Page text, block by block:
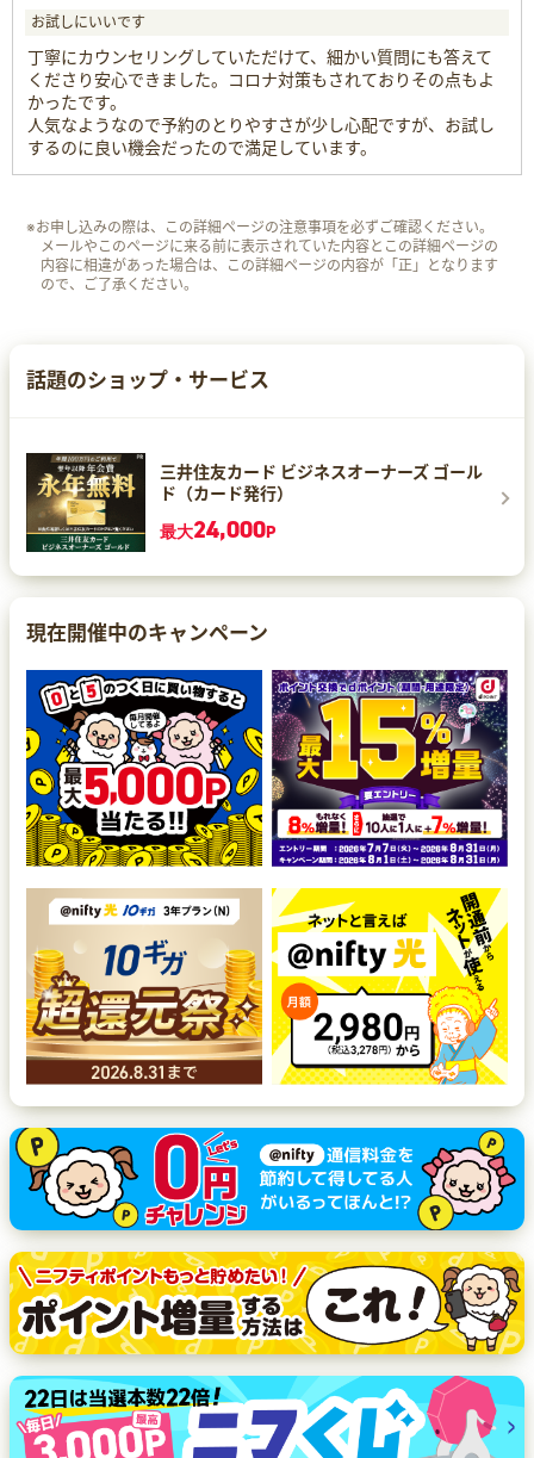
お試しにいいです
丁寧にカウンセリングしていただけて、細かい質問にも答えて
くださり安心できました。コロナ対策もされておりその点もよ
かったです。
人気なようなので予約のとりやすさが少し心配ですが、お試し
するのに良い機会だったので満足しています。
※お申し込みの際は、この詳細ページの注意事項を必ずご確認ください。
メールやこのページに来る前に表示されていた内容とこの詳細ページの
内容に相違があった場合は、この詳細ページの内容が「正」となります
ので、ご了承ください。
話題のショップ・サービス
三井住友カード ビジネスオーナーズ ゴール
ド（カード発行）
最大24,000P
現在開催中のキャンペーン